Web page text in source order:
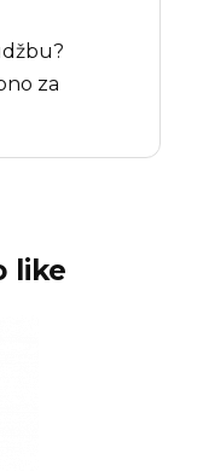
za
like